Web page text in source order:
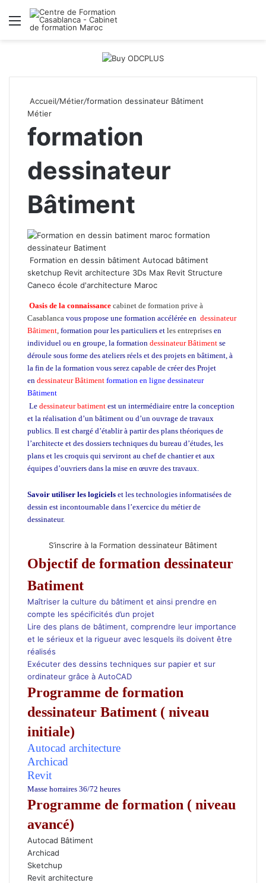
Menu
Accueil/Métier/formation dessinateur Bâtiment
Métier
formation
dessinateur
Bâtiment
Formation en dessin bâtiment Autocad bâtiment
sketchup Revit architecture 3Ds Max Revit Structure
Caneco école d'architecture Maroc
Oasis de la connaissance cabinet de formation prive à
Casablanca vous propose une formation accélérée en dessinateur
Bâtiment formation pour les particuliers et les entreprises en
individuel ou en groupe, la formation dessinateur Bâtiment se
déroule sous forme des ateliers réels et des projets en bâtiment, à
la fin de la formation vous serez capable de créer des Projet
en dessinateur Bâtiment formation en ligne dessinateur
Bâtiment
Le dessinateur batiment est un intermédiaire entre la conception
et la réalisation d’un bâtiment ou d’un ouvrage de travaux
publics. Il est chargé d’établir à partir des plans théoriques de
l’architecte et des dossiers techniques du bureau d’études, les
plans et les croquis qui serviront au chef de chantier et aux
équipes d’ouvriers dans la mise en œuvre des travaux.
Savoir utiliser les logiciels et les technologies informatisées de
dessin est incontournable dans l’exercice du métier de
dessinateur.
S’inscrire à la Formation dessinateur Bâtiment
Objectif de formation dessinateur
Batiment
Maîtriser la culture du bâtiment et ainsi prendre en
compte les spécificités d’un projet
Lire des plans de bâtiment, comprendre leur importance
et le sérieux et la rigueur avec lesquels ils doivent être
réalisés
Exécuter des dessins techniques sur papier et sur
ordinateur grâce à AutoCAD
Programme de formation
dessinateur Batiment ( niveau
initiale)
Autocad architecture
Archicad
Revit
Masse horraires 36/72 heures
Programme de formation ( niveau
avancé)
Autocad Bâtiment
Archicad
Sketchup
Revit architecture